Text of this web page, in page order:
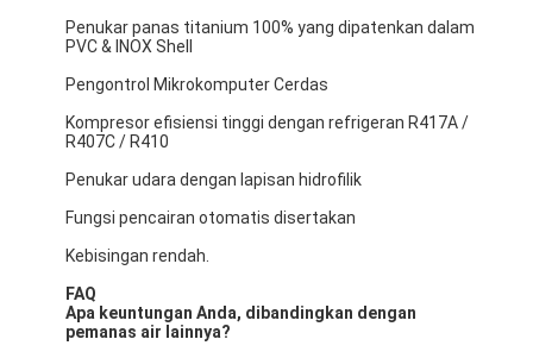
Pompa Panas Suhu Tinggi
Pompa Sentrifugal Bertingkat
Pompa Sentrifugal Vertikal
Bagian Pompa Lumpur
Penukar panas titanium 100% yang dipatenkan dalam
PVC & INOX Shell
Pengontrol Mikrokomputer Cerdas
Kompresor efisiensi tinggi dengan refrigeran R417A /
R407C / R410
Penukar udara dengan lapisan hidrofilik
Fungsi pencairan otomatis disertakan
Kebisingan rendah.
FAQ
Apa keuntungan Anda, dibandingkan dengan
pemanas air lainnya?